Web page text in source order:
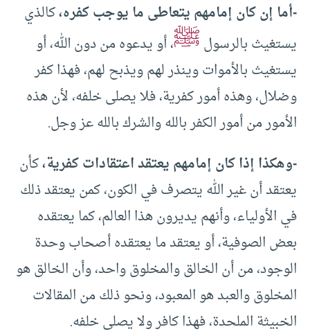
-أما إن كان إمامهم يتعاطى ما يوجب كفره،كالذي
يستغيث بالرسولﷺ، أو يدعوه من دون الله، أو
يستغيث بالأموات وينذر لهم ويذبح لهم، فهذا كفر
وضلال، وهذه أمور كفرية، فلا يصلى خلفه، لأن هذه
الأمور من أمور الكفر بالله والشرك بالله عز وجل.
-وهكذا إذا كان إمامهم يعتقد اعتقادات كفرية،كأن
يعتقد أن غير الله يتصرف في الكون، كمن يعتقد ذلك
في الأولياء، وأنهم يديرون هذا العالم، كما يعتقده
بعض الصوفية، أو يعتقد ما يعتقده أصحاب وحدة
الوجود، من أن الخالق والمخلوق واحد، وأن الخالق هو
المخلوق والعبد هو المعبود، ونحو ذلك من المقالات
الخبيثة الملحدة، فهذا كافر ولا يصلى خلفه.